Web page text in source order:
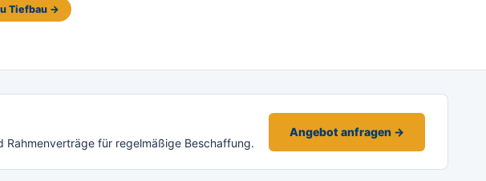
Tiefbau →
Rahmenverträge für regelmäßige Beschaffung.
Angebot anfragen →